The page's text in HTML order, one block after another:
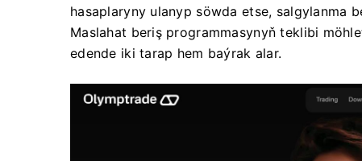
hasaplaryny ulanyp söwda etse, salgylanma
Maslahat beriş programmasynyň teklibi
edende iki tarap hem baýrak alar.